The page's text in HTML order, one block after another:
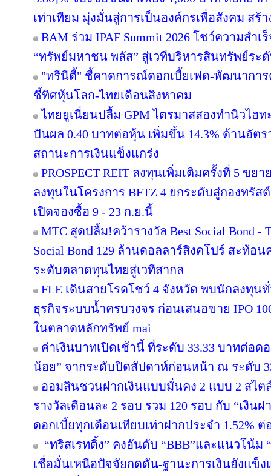
เท่าเทียม มุ่งมั่นสู่การเป็นองค์กรเพื่อสังคม สร้
BAM ร่วม IPAF Summit 2026 โชว์ความสำ
“ทรัพย์มหาชน พลัส” สู่เวทีบริหารสินทรัพย์ระดั
"ทรีนีตี้" ชี้คาดการณ์ดอกเบี้ยเฟด-พัฒนาการ
ชี้ทิศหุ้นโลก-ไทยเดือนสิงหาคม
ไทยยูเนี่ยนปลื้ม GPM ไตรมาสสองทำนิวไฮท
ปันผล 0.40 บาทต่อหุ้น เพิ่มขึ้น 14.3% ด้านอัต
สถานะการเงินแข็งแกร่ง
PROSPECT REIT ลงทุนเพิ่มเติมครั้งที่ 5 ขย
ลงทุนในโครงการ BFTZ 4 ยกระดับสู่กองทรั
เปิดจองซื้อ 9 - 23 ก.ย.นี้
MTC สุดปลื้ม!คว้ารางวัล Best Social Bond -
Social Bond 129 ล้านดอลลาร์สิงคโปร์ สะท้
ระดับตลาดทุนไทยสู่เวทีสากล
FLE เดินสายโรดโชว์ 4 จังหวัด พบนักลงทุน
ธุรกิจระบบน้ำครบวงจร ก่อนเสนอขาย IPO
ในตลาดหลักทรัพย์ mai
ค่าเงินบาทเปิดเช้านี้ ที่ระดับ 33.33 บาทต่อด
น้อย” จากระดับปิดสัปดาห์ก่อนหน้า ณ ระดับ
ออมสินชวนฝากเงินแบบมั่นคง 2 แบบ 2 สไต
รางวัลเดือนละ 2 รอบ รวม 120 รอบ กับ “เงิน
ดอกเบี้ยทุกเดือนเทียบเท่าฝากประจำ 1.52%
“ทริสเรทติ้ง” คงอันดับ “BBB”และแนวโน้ม
เชื่อมั่นเหนือปัจจัยกดดัน-ฐานะการเงินยังแข็ง